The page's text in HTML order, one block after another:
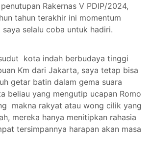
Rakernas V PDIP/2024,
tahun terakhir ini momentum
selalu coba untuk hadiri.
kota indah berbudaya tinggi
Km dari Jakarta, saya tetap bisa
getar batin dalam gema suara
beliau yang mengutip ucapan Romo
makna rakyat atau wong cilik yang
mereka hanya menitipkan rahasia
tersimpannya harapan akan masa